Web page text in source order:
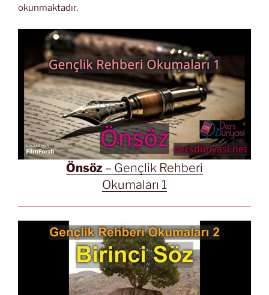
okunmaktadır.
Önsöz – Gençlik Rehberi
Okumaları 1